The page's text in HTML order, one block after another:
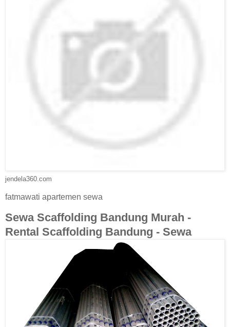
jendela360.com
fatmawati apartemen sewa
Sewa Scaffolding Bandung Murah -
Rental Scaffolding Bandung - Sewa